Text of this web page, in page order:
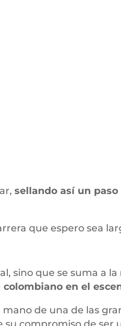
sellando así un
que espero sea
sino que se suma a
en el
de una de las